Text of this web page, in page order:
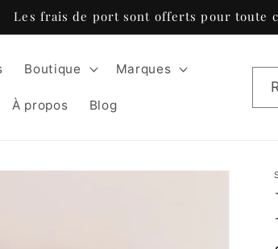
Les frais de port sont offerts pour toute
Boutique Marques
À propos Blog